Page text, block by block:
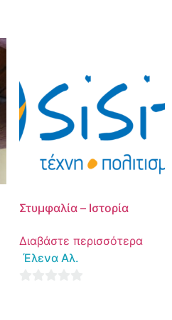
Στυμφαλία – Ιστορία
Διαβάστε περισσότερα
Έλενα Αλ.